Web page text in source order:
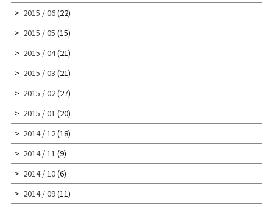
2015 / 06(22)
2015 / 05 (15)
2015 / 04(21)
2015 / 03 (21)
2015 / 02(27)
2015 / 01 (20)
2014 / 12(18)
2014 / 11 (9)
2014 / 10(6)
2014 / 09(11)